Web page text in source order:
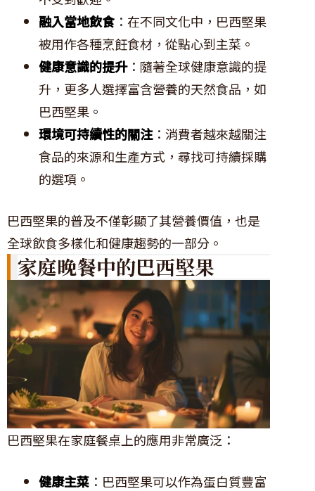
融入當地飲食：在不同文化中，巴西堅果
被用作各種烹飪食材，從點心到主菜。
健康意識的提升：隨著全球健康意識的提
升，更多人選擇富含營養的天然食品，如
巴西堅果。
環境可持續性的關注：消費者越來越關注
食品的來源和生產方式，尋找可持續採購
的選項。
巴西堅果的普及不僅彰顯了其營養價值，也是
全球飲食多樣化和健康趨勢的一部分。
家庭晚餐中的巴西堅果
巴西堅果在家庭餐桌上的應用非常廣泛：
健康主菜 ：巴西堅果可以作為蛋白質豐富